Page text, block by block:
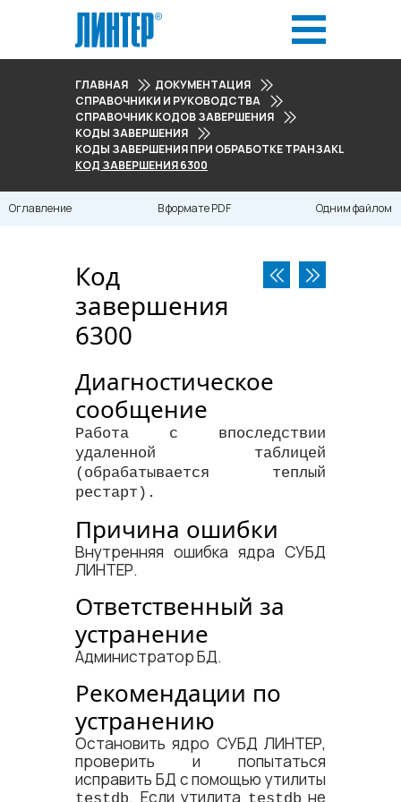
ГЛАВНАЯ
ДОКУМЕНТАЦИЯ
СПРАВОЧНИКИ И РУКОВОДСТВА
СПРАВОЧНИК КОДОВ ЗАВЕРШЕНИЯ
КОДЫ ЗАВЕРШЕНИЯ
КОДЫ ЗАВЕРШЕНИЯ ПРИ ОБРАБОТКЕ ТРАНЗАКЦИЙ
КОД ЗАВЕРШЕНИЯ 6300
Оглавление В формате PDF Одним файлом
Код
завершения
6300
Диагностическое
сообщение
Работа с впоследствии
удаленной таблицей
(обрабатывается теплый
рестарт).
Причина ошибки
Внутренняя ошибка ядра СУБД
ЛИНТЕР.
Ответственный за
устранение
Администратор БД.
Рекомендации по
устранению
Остановить ядро СУБД ЛИНТЕР,
проверить и попытаться
исправить БД с помощью утилиты
. Если утилита не